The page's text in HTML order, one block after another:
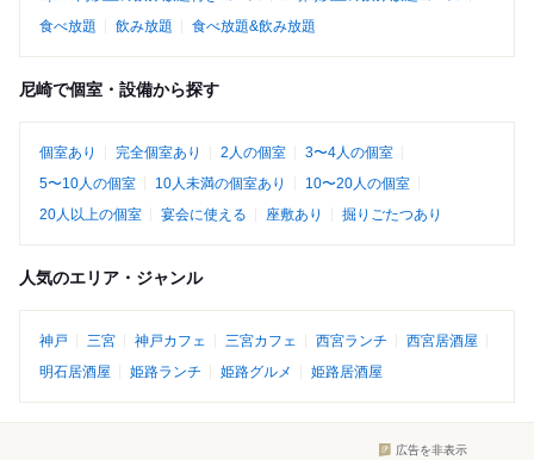
食べ放題
飲み放題 食べ放題&飲み放題
尼崎で個室・設備から探す
個室あり 完全個室あり 2人の個室
3〜4人の個室
5〜10人の個室
10人未満の個室あり
10〜20人の個室
20人以上の個室
宴会に使える 座敷あり 掘りごたつあり
人気のエリア・ジャンル
神戸 三宮 神戸カフェ 三宮カフェ 西宮ランチ
西宮居酒屋
明石居酒屋
姫路ランチ 姫路グルメ 姫路居酒屋
広告を非表示